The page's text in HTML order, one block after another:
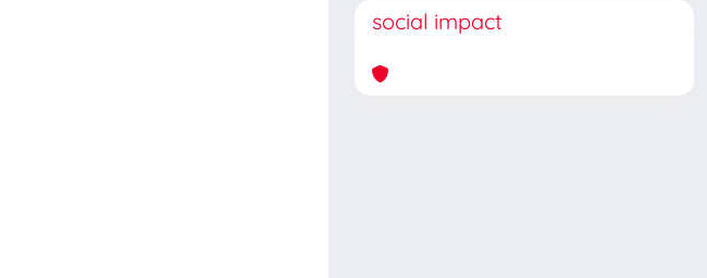
social impact